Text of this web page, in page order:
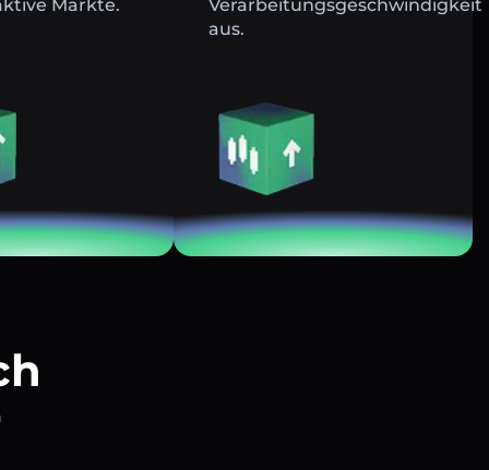
Märkte.
Verarbeitungsgeschwindigkeit
aus.